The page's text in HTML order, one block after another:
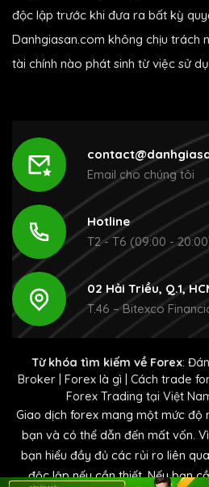
độc lập trước khi đưa ra bất kỳ
Danhgiasan.com không chịu trách
tài chính nào phát sinh từ việc sử
Email cho chúng tôi
Hotline
T2 - T6 (09:00 -
02 Hải Triều, Q.1,
T.46 – Bitexco
Từ khóa tìm kiếm về Forex:
Broker| Forex là gì Cách trade
Forex Trading tại Việt
Giao dịch forex mang một mức độ
bạn và có thể dẫn đến mất vốn.
bạn hiểu đầy đủ các rủi ro liên
độc lập nếu cần thiết. Nếu bạn